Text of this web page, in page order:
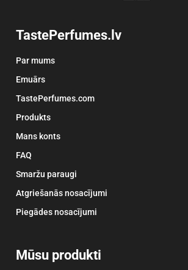
TastePerfumes.lv
Par mums
Emuārs
TastePerfumes.com
Produkts
Mans konts
FAQ
Smaržu paraugi
Atgriešanās nosacījumi
Piegādes nosacījumi
Mūsu produkti